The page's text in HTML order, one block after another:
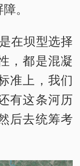
。
在坝型选择
，都是混凝
准上，我们
有这条河历
后去统筹考